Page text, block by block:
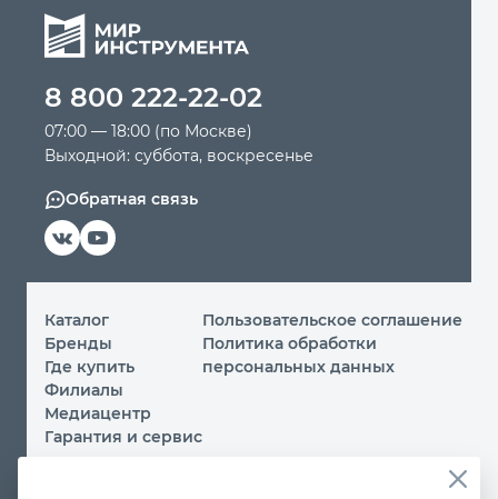
8 800 222-22-02
07:00 — 18:00 (по Москве)
Выходной: суббота, воскресенье
Обратная связь
Каталог
Бренды
Где купить
Филиалы
Медиацентр
Гарантия и сервис
Пользовательское соглашение
Политика обработки
персональных данных